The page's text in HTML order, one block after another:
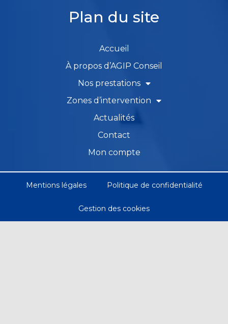
Plan du site
Accueil
À propos d’AGIP Conseil
Nos prestations
Zones d’intervention
Actualités
Contact
Mon compte
Mentions légales Politique de confidentialité
Gestion des cookies